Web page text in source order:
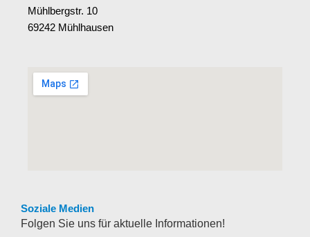
Mühlbergstr. 10
69242 Mühlhausen
Soziale Medien
Folgen Sie uns für aktuelle Informationen!